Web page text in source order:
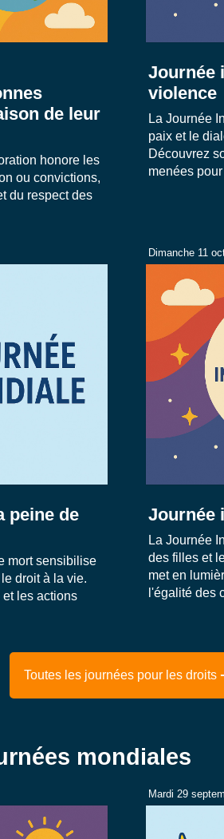
de leur
honore les
ou convictions,
du respect des
Journée
violence
La Journée
paix et le
Découvrez
menées
peine de
mort sensibilise
droit à la vie.
les actions
Dimanche 11
Journée
La Journée
des filles et
met en
l'égalité des
Toutes les journées pour les droits
mondiales
Mardi 29